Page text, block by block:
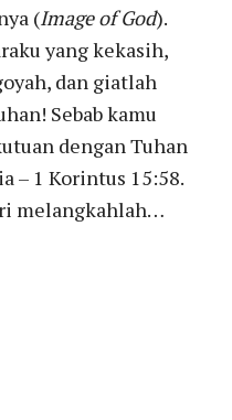
(Image of God).
yang kekasih,
dan giatlah
Sebab kamu
dengan Tuhan
– 1 Korintus 15:58.
melangkahlah…